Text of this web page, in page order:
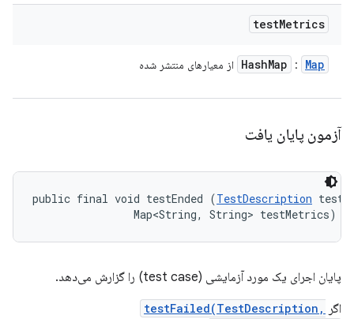
testMetrics
HashMap : Map از معیارهای منتشر شده
آزمون پایان یافت
public final void testEnded (TestDescription
                Map<String, String> testMetrics)
پایان اجرای یک مورد آزمایشی (test case) را گزارش می‌دهد.
اگر testFailed(TestDescription,